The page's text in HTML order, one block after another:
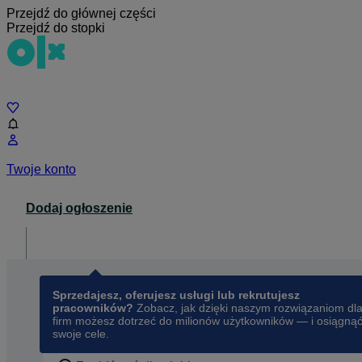
Przejdź do głównej części
Przejdź do stopki
Twoje konto
Dodaj ogłoszenie
Sprzedajesz, oferujesz usługi lub rekrutujesz
pracowników? Zobacz, jak dzięki naszym rozwiązaniom dla
firm możesz dotrzeć do milionów użytkowników — i osiągnąć
swoje cele.